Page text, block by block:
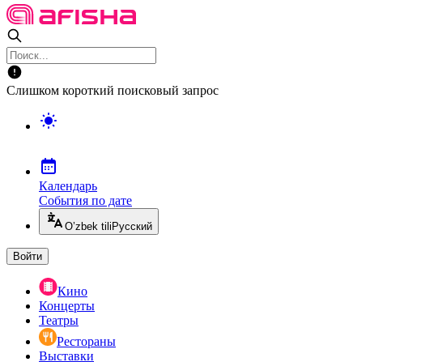
Слишком короткий поисковый запрос
Календарь
События по дате
O’zbek tili Русский
Войти
Кино
Концерты
Театры
Рестораны
Выставки